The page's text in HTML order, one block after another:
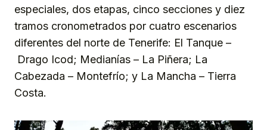
especiales, dos etapas, cinco secciones y diez
tramos cronometrados por cuatro escenarios
diferentes del norte de Tenerife: El Tanque –
Drago Icod; Medianías – La Piñera; La
Cabezada – Montefrío; y La Mancha – Tierra
Costa.